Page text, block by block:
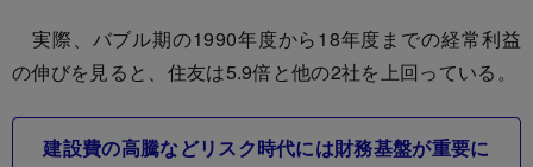
実際、バブル期の1990年度から18年度までの経常利益
の伸びを見ると、住友は5.9倍と他の2社を上回っている。
建設費の高騰などリスク時代には財務基盤が重要に